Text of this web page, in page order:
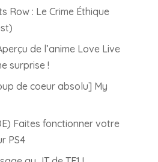
Row : Le Crime Éthique
de l’anime Love Live
surprise !
de coeur absolu] My
Faites fonctionner votre
PS4